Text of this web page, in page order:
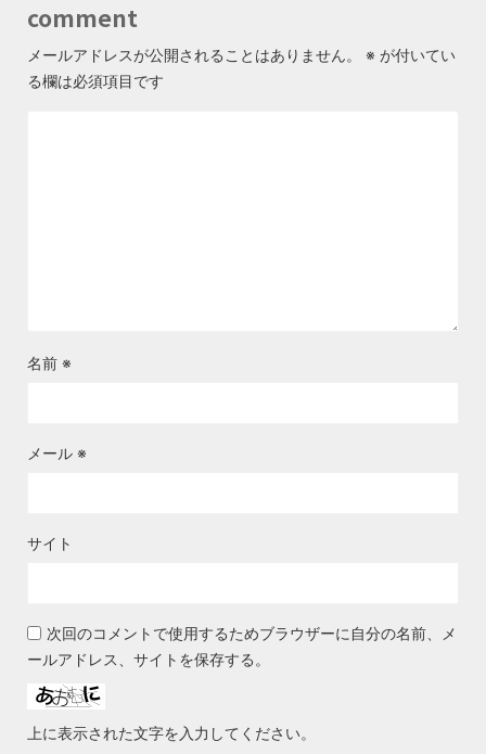
comment
メールアドレスが公開されることはありません。 ※ が付いてい
る欄は必須項目です
名前 ※
メール ※
サイト
次回のコメントで使用するためブラウザーに自分の名前、メ
ールアドレス、サイトを保存する。
上に表示された文字を入力してください。